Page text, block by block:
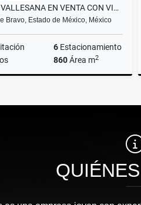
CASA VALLESANA EN VENTA CON VISTA AL LAGO.
Bravo, Estado de México, México
6 Estacionamiento
860Área m2
US$3,100,000